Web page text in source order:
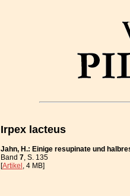
Irpex lacteus
Jahn, H.: Einige resupinate und
Band 7, S. 135
[Artikel, 4 MB]